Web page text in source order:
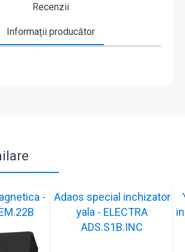
Recenzii
Informații producător
-
Adaos special inchizator
yala - ELECTRA
ADS.S1B.INC